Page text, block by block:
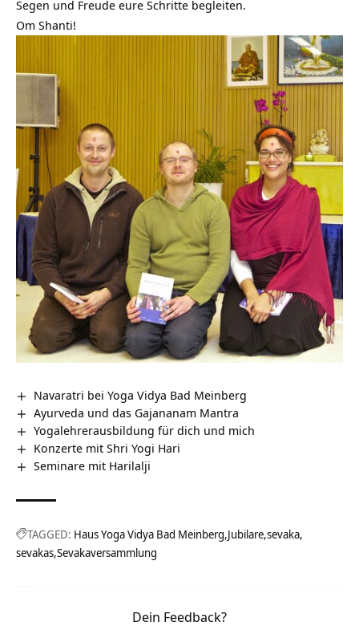
Segen und Freude eure Schritte begleiten.
Om Shanti!
Navaratri bei Yoga Vidya Bad Meinberg
Ayurveda und das Gajananam Mantra
Yogalehrerausbildung für dich und mich
Konzerte mit Shri Yogi Hari
Seminare mit Harilalji
TAGGED: Haus Yoga Vidya Bad Meinberg Jubilare sevaka
sevakas Sevakaversammlung
Dein Feedback?